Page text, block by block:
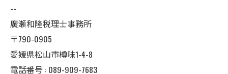
--
廣瀬和隆税理士事務所
〒790-0905
愛媛県松山市樽味1-4-8
電話番号 : 089-909-7683